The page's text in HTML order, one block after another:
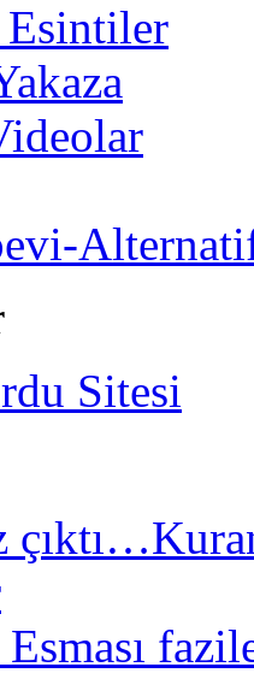
Esintiler
Sitesi